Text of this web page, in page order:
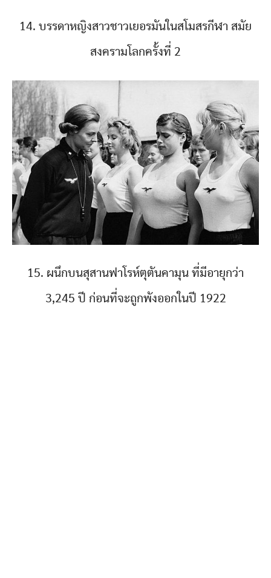
14. บรรดาหญิงสาวชาวเยอรมันในสโมสรกีฬา สมัย
สงครามโลกครั้งที่ 2
15. ผนึกบนสุสานฟาโรห์ตุตันคามุน ที่มีอายุกว่า
3,245 ปี ก่อนที่จะถูกพังออกในปี 1922